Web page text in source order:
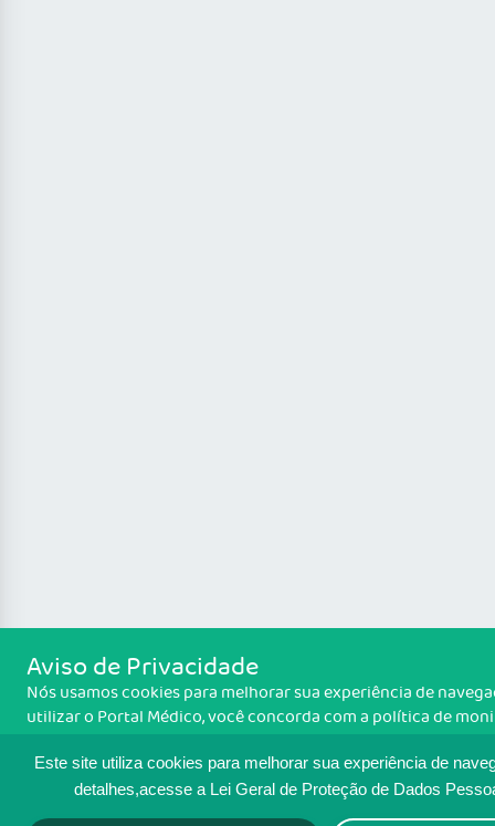
Este site utiliza cookies para melhorar sua experiência de
detalhes,acesse a Lei Geral de Proteção de Dados
Aviso de Privacidade
Nós usamos cookies para melhorar sua experiência de
utilizar o Portal Médico, você concorda com a política de
cookies. Se você concorda, clique em ACEITO.